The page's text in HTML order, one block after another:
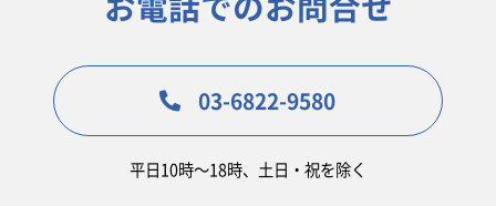
お電話でのお問合せ
03-6822-9580
平日10時〜18時、土日・祝を除く